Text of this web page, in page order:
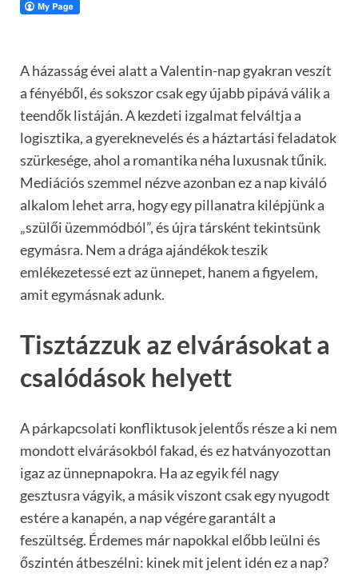
A házasság évei alatt a Valentin-nap gyakran veszít
a fényéből, és sokszor csak egy újabb pipává válik a
teendők listáján. A kezdeti izgalmat felváltja a
logisztika, a gyereknevelés és a háztartási feladatok
szürkesége, ahol a romantika néha luxusnak tűnik.
Mediációs szemmel nézve azonban ez a nap kiváló
alkalom lehet arra, hogy egy pillanatra kilépjünk a
„szülői üzemmódból”, és újra társként tekintsünk
egymásra. Nem a drága ajándékok teszik
emlékezetessé ezt az ünnepet, hanem a figyelem,
amit egymásnak adunk.
Tisztázzuk az elvárásokat a
csalódások helyett
A párkapcsolati konfliktusok jelentős része a ki nem
mondott elvárásokból fakad, és ez hatványozottan
igaz az ünnepnapokra. Ha az egyik fél nagy
gesztusra vágyik, a másik viszont csak egy nyugodt
estére a kanapén, a nap végére garantált a
feszültség. Érdemes már napokkal előbb leülni és
őszintén átbeszélni: kinek mit jelent idén ez a nap?